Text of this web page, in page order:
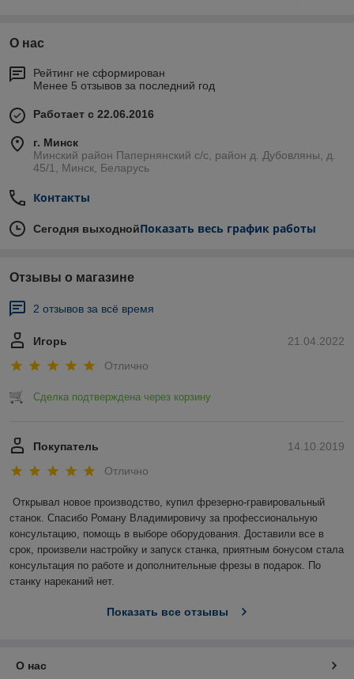
О нас
Рейтинг не сформирован
Менее 5 отзывов за последний год
Работает с 22.06.2016
г. Минск
Минский район Папернянский с/с, район д. Дубовляны, д.
45/1, Минск, Беларусь
Контакты
Сегодня выходнойПоказать весь график работы
Отзывы о магазине
2 отзывов за всё время
21.04.2022
Игорь
Отлично
Сделка подтверждена через корзину
14.10.2019
Покупатель
Отлично
Открывал новое производство, купил фрезерно-гравировальный
станок. Спасибо Роману Владимировичу за профессиональную
консультацию, помощь в выборе оборудования. Доставили все в
срок, произвели настройку и запуск станка, приятным бонусом стала
консультация по работе и дополнительные фрезы в подарок. По
станку нареканий нет.
Показать все отзывы
О нас